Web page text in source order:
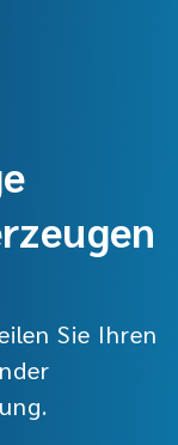
Sie Ihren